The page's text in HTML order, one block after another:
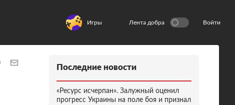
Игры Лента добра Войти
Последние новости
«Ресурс исчерпан». Залужный оценил
прогресс Украины на поле боя и признал